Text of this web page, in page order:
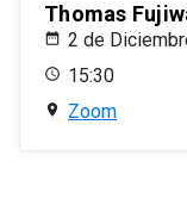
Thomas
2 de
15:30
Zoom